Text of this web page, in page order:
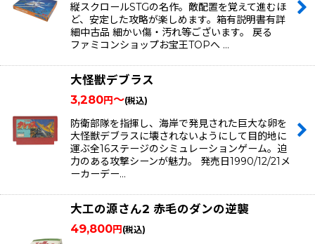
縦スクロールSTGの名作。敵配置を覚えて進むほ
ど、安定した攻略が楽しめます。箱有説明書有詳
細中古品 細かい傷・汚れ等ございます。 戻る
ファミコンショップお宝王TOPへ …
大怪獣デブラス
3,280円～(税込)
防衛部隊を指揮し、海岸で発見された巨大な卵を
大怪獣デブラスに壊されないようにして目的地に
運ぶ全16ステージのシミュレーションゲーム。迫
力のある攻撃シーンが魅力。 発売日1990/12/21メ
ーカーデー…
大工の源さん2 赤毛のダンの逆襲
49,800円 (税込)